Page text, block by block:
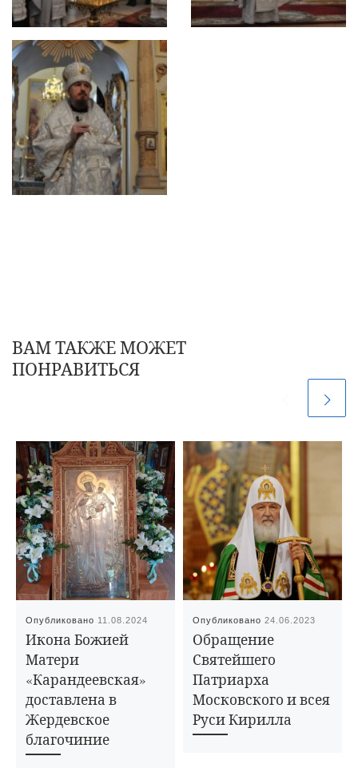
ВАМ ТАКЖЕ МОЖЕТ
ПОНРАВИТЬСЯ
Опубликовано 11.08.2024
Икона Божией
Матери
«Карандеевская»
доставлена в
Жердевское
благочиние
Опубликовано24.06.2023
Обращение
Святейшего
Патриарха
Московского и всея
Руси Кирилла